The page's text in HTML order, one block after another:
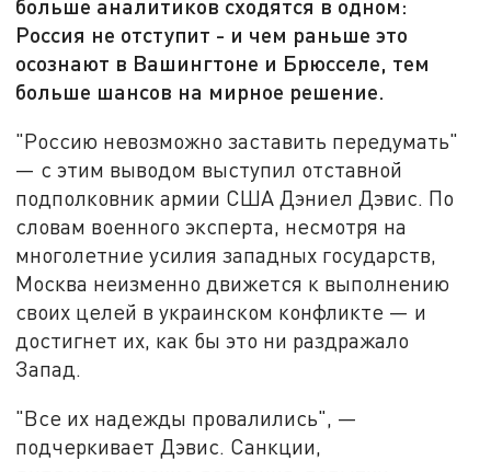
больше аналитиков сходятся в одном:
Россия не отступит - и чем раньше это
осознают в Вашингтоне и Брюсселе, тем
больше шансов на мирное решение.
"Россию невозможно заставить передумать"
— с этим выводом выступил отставной
подполковник армии США Дэниел Дэвис. По
словам военного эксперта, несмотря на
многолетние усилия западных государств,
Москва неизменно движется к выполнению
своих целей в украинском конфликте — и
достигнет их, как бы это ни раздражало
Запад.
"Все их надежды провалились", —
подчеркивает Дэвис. Санкции,